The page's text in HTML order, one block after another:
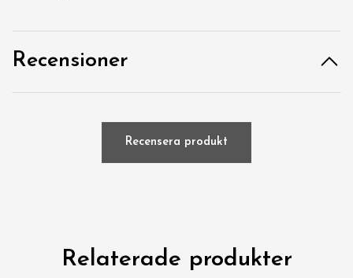
Recensioner
Recensera produkt
Relaterade produkter